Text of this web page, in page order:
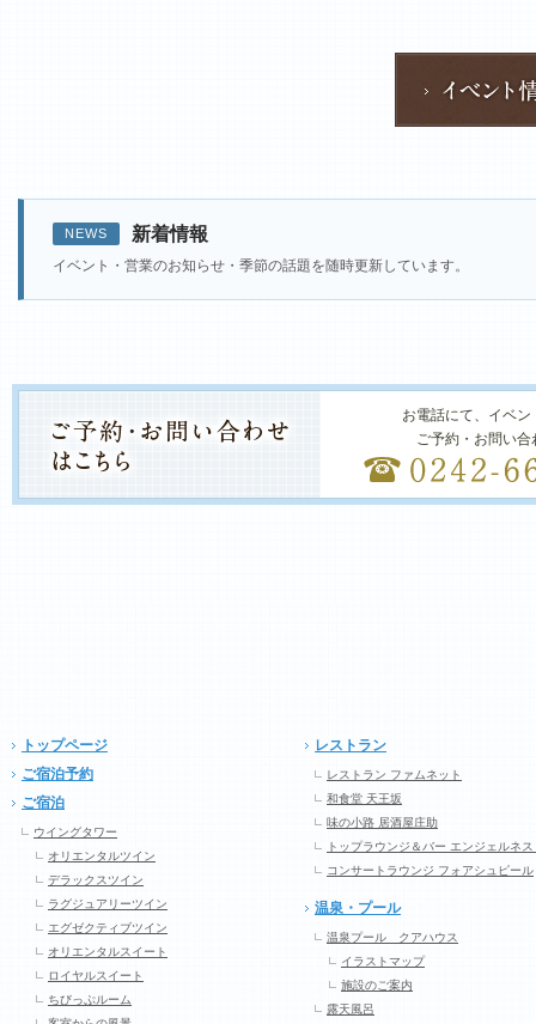
NEWS 新着情報
イベント・営業のお知らせ・季節の話題を随時更新しています。
お電話にて、イベ
ご予約・お問い
トップページ
ご宿泊予約
ご宿泊
ウイングタワー
オリエンタルツイン
デラックスツイン
ラグジュアリーツイン
エグゼクティブツイン
オリエンタルスイート
ロイヤルスイート
ちびっぷルーム
レストラン
レストラン ファムネット
和食堂 天王坂
味の小路 居酒屋庄助
トップラウンジ＆バー エンジェルネス
コンサートラウンジ フォアシュピール
温泉・プール
温泉プール クアハウス
イラストマップ
施設のご案内
露天風呂